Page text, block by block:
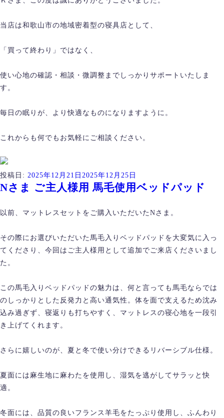
当店は和歌山市の地域密着型の寝具店として、
「買って終わり」ではなく、
使い心地の確認・相談・微調整までしっかりサポートいたしま
す。
毎日の眠りが、より快適なものになりますように。
これからも何でもお気軽にご相談ください。
投稿日: 2025年12月21日 2025年12月25日
Nさま ご主人様用 馬毛使用ベッドパッド
以前、マットレスセットをご購入いただいたNさま。
その際にお選びいただいた馬毛入りベッドパッドを大変気に入っ
てくださり、今回はご主人様用として追加でご来店くださいまし
た。
この馬毛入りベッドパッドの魅力は、何と言っても馬毛ならでは
のしっかりとした反発力と高い通気性。体を面で支えるため沈み
込み過ぎず、寝返りも打ちやすく、マットレスの寝心地を一段引
き上げてくれます。
さらに嬉しいのが、夏と冬で使い分けできるリバーシブル仕様。
夏面には麻生地に麻わたを使用し、湿気を逃がしてサラッと快
適。
冬面には、品質の良いフランス羊毛をたっぷり使用し、ふんわり